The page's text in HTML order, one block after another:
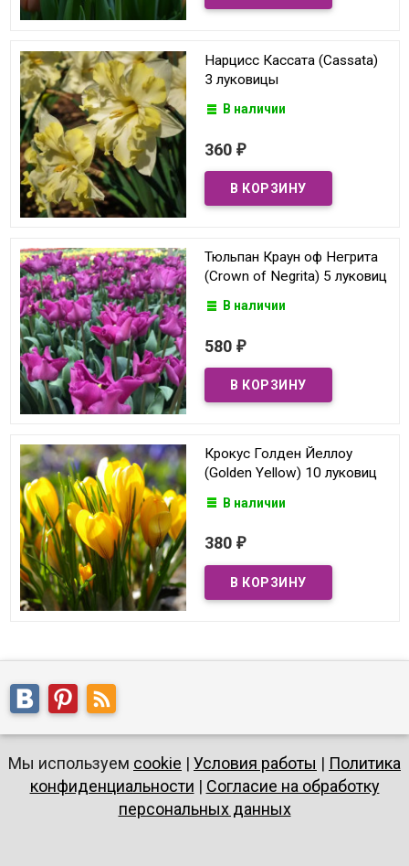
Нарцисс Кассата (Cassata)
3 луковицы
В наличии
360 ₽
Тюльпан Краун оф Негрита
(Crown of Negrita) 5 луковиц
В наличии
580 ₽
Крокус Голден Йеллоу
(Golden Yellow) 10 луковиц
В наличии
380 ₽
Мы используем cookie | Условия работы | Политика
конфиденциальности | Согласие на обработку
персональных данных